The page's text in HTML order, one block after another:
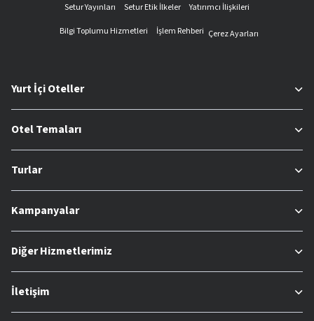
Setur Yayınları
Setur Etik İlkeler
Yatırımcı İlişkileri
Bilgi Toplumu Hizmetleri
İşlem Rehberi Çerez Ayarları
Yurt İçi Oteller
Otel Temaları
Turlar
Kampanyalar
Diğer Hizmetlerimiz
İletişim